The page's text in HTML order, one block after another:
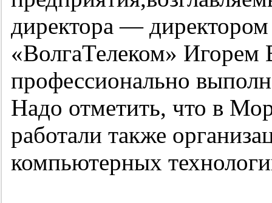
директора —
«ВолгаТелеком» Игорем
профессионально
Надо отметить, что в
работали также
компьютерных